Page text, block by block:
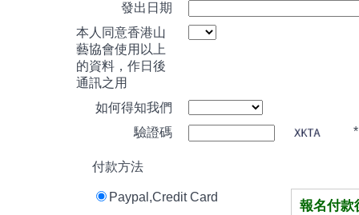
發出日期
本人同意香港山
藝協會使用以上
的資料，作日後
通訊之用
如何得知我們
驗證碼
*
付款方法
Paypal,Credit Card
報名付款